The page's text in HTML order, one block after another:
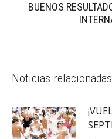
BUENOS
Noticias relacionadas